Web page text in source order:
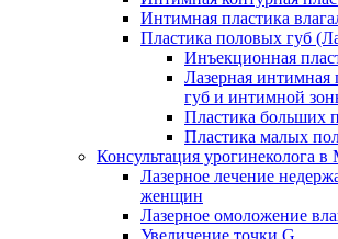
Интимная пластика
Пластика половых губ
Инъекционная
Лазерная интимная
губ и интимной
Пластика больших
Пластика малых
Консультация урогинеколога в
Лазерное лечение
женщин
Лазерное омоложение
Увеличение точки G